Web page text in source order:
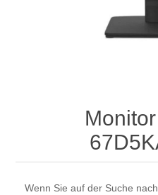
Wenn Sie auf der Suche